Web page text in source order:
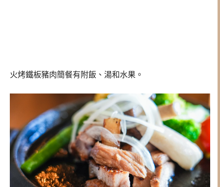
火烤鐵板豬肉簡餐有附飯、湯和水果。